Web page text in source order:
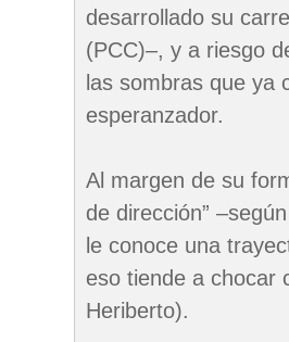
desarrollado su
(PCC)–, y a riesgo
las sombras que ya
esperanzador.
Al margen de su
de dirección”
le conoce una
eso tiende a chocar
Heriberto).